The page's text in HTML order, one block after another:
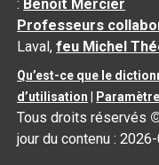
: Benoit Mercier
Professeurs
Laval,feu Michel
Qu’est-ce que le
d’utilisation
Tous droits réservés
jour du contenu :